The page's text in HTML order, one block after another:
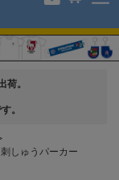
荷。
。
しゅうパーカー